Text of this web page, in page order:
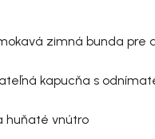
zimná bunda pre
kapucňa s
huňaté vnútro